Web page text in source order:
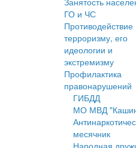
ГО и ЧС
Противодействие
терроризму, его
идеологии и
экстремизму
Профилактика
правонарушений
ГИБДД
МО МВД
месячник